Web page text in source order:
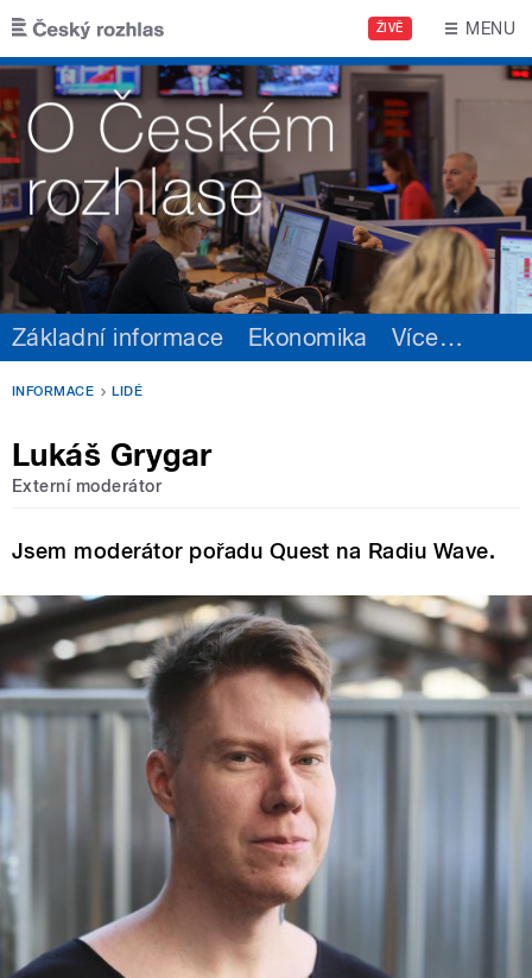
Přejít k hlavnímu obsahu
ŽIVĚ MENU
Základní informace Ekonomika Více…
INFORMACE LIDÉ
Lukáš Grygar
Externí moderátor
Jsem moderátor pořadu Quest na Radiu Wave.